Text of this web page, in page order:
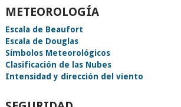
METEOROLOGÍA
Escala de Beaufort
Escala de Douglas
Símbolos Meteorológicos
Clasificación de las Nubes
Intensidad y dirección del viento